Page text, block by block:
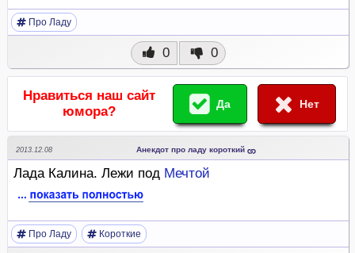
Про Ладу
0 0
Нравиться наш сайт
юмора?
Да Нет
2013.12.08 Анекдот про ладу короткий
Лада Калина. Лежи под Мечтой
Про Ладу Короткие